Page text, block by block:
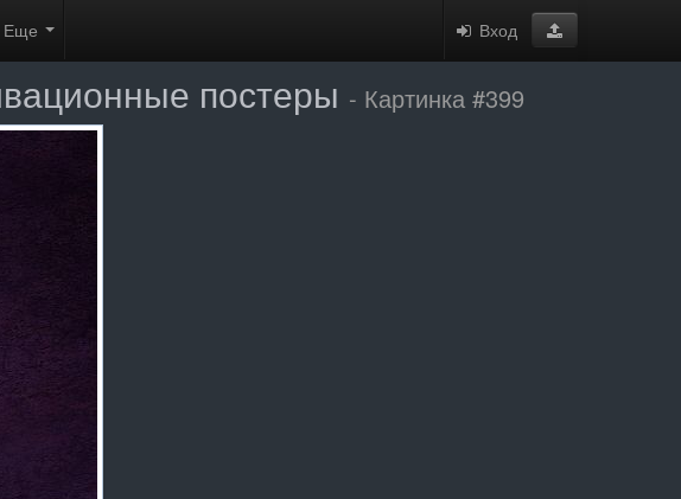
Еще Вход
постеры - Картинка #399